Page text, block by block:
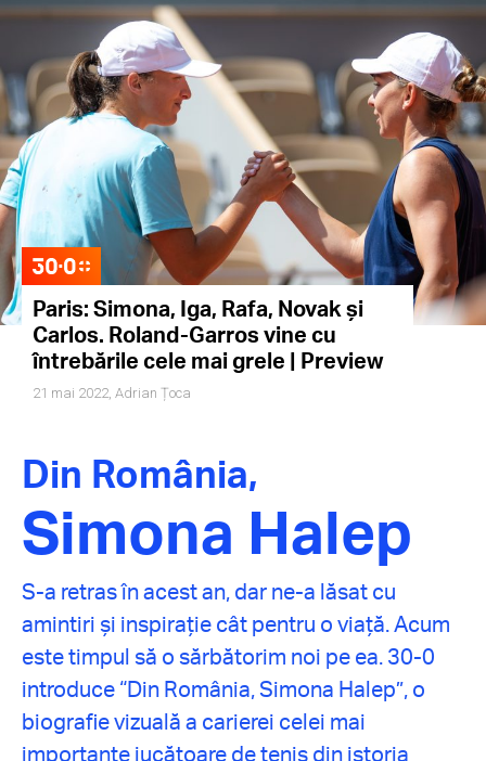
Paris: Simona, Iga, Rafa, Novak și
Carlos. Roland-Garros vine cu
întrebările cele mai grele | Preview
21 mai 2022, Adrian Țoca
Din România,
Simona Halep
S-a retras în acest an, dar ne-a lăsat cu
amintiri și inspirație cât pentru o viață. Acum
este timpul să o sărbătorim noi pe ea. 30-0
introduce “Din România, Simona Halep”, o
biografie vizuală a carierei celei mai
importante jucătoare de tenis din istoria